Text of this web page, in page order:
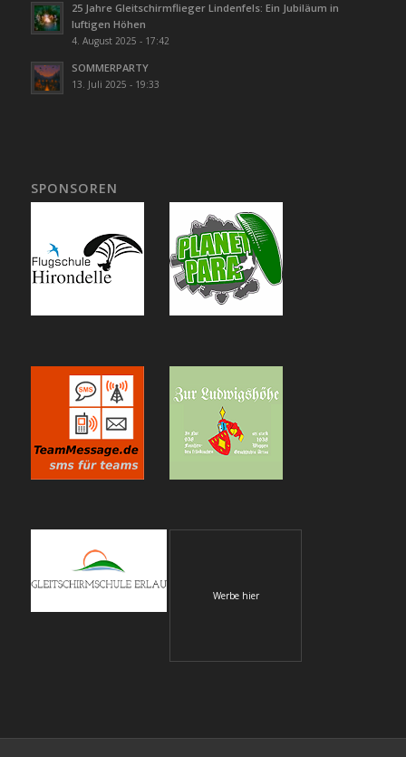
25 Jahre Gleitschirmflieger Lindenfels: Ein Jubiläum in
luftigen Höhen
4. August 2025 - 17:42
SOMMERPARTY
13. Juli 2025 - 19:33
SPONSOREN
Werbe hier